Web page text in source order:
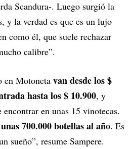
Scandura-. Luego surgió la
y la verdad es que es un lujo
como él, que suele rechazar
calibre”.
en Motoneta van desde los $
hasta los $ 10.900, y
encontrar en unas 15 vinotecas.
700.000 botellas al año. Es
sueño”, resume Sampere.